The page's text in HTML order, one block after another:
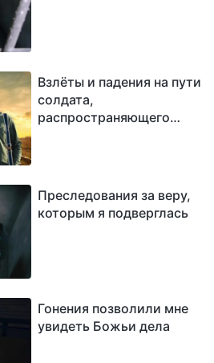
Взлёты и падения на пути
солдата,
распространяющего
Преследования за веру,
которым я подверглась
Гонения позволили мне
увидеть Божьи дела